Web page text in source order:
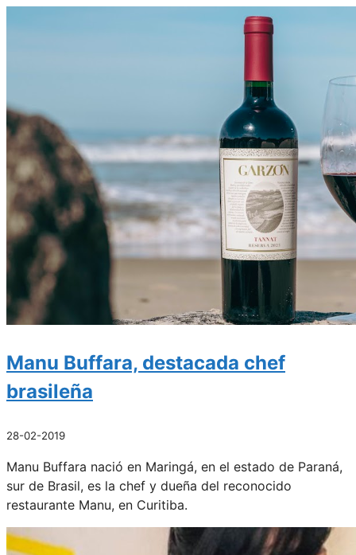
Manu Buffara, destacada chef
brasileña
28-02-2019
Manu Buffara nació en Maringá, en el estado de Paraná,
sur de Brasil, es la chef y dueña del reconocido
restaurante Manu, en Curitiba.